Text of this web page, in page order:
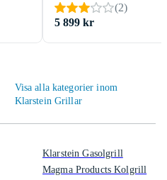
(2)
5 899 kr
Visa alla kategorier inom
Klarstein Grillar
Klarstein Gasolgrill
Magma Products Kolgrill